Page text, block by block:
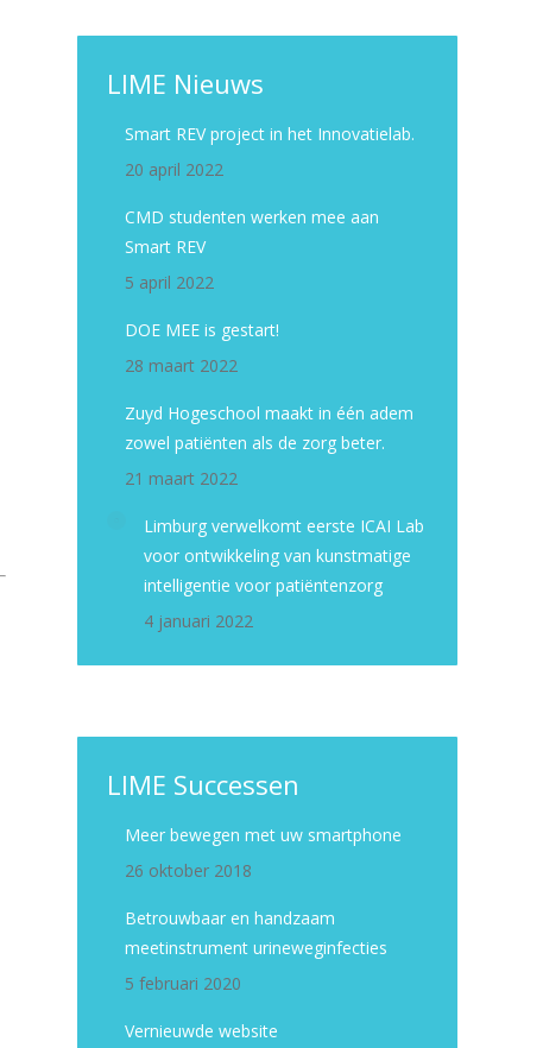
LIME Nieuws
Smart REV project in het Innovatielab.
20 april 2022
CMD studenten werken mee aan
Smart REV
5 april 2022
DOE MEE is gestart!
28 maart 2022
Zuyd Hogeschool maakt in één adem
zowel patiënten als de zorg beter.
21 maart 2022
Limburg verwelkomt eerste ICAI Lab
voor ontwikkeling van kunstmatige
intelligentie voor patiëntenzorg
4 januari 2022
LIME Successen
Meer bewegen met uw smartphone
26 oktober 2018
Betrouwbaar en handzaam
meetinstrument urineweginfecties
5 februari 2020
Vernieuwde website